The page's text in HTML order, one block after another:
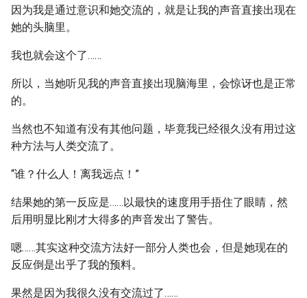
因为我是通过意识和她交流的，就是让我的声音直接出现在
她的头脑里。
我也就会这个了……
所以，当她听见我的声音直接出现脑海里，会惊讶也是正常
的。
当然也不知道有没有其他问题，毕竟我已经很久没有用过这
种方法与人类交流了。
“谁？什么人！离我远点！”
结果她的第一反应是……以最快的速度用手捂住了眼睛，然
后用明显比刚才大得多的声音发出了警告。
嗯……其实这种交流方法好一部分人类也会，但是她现在的
反应倒是出乎了我的预料。
果然是因为我很久没有交流过了……